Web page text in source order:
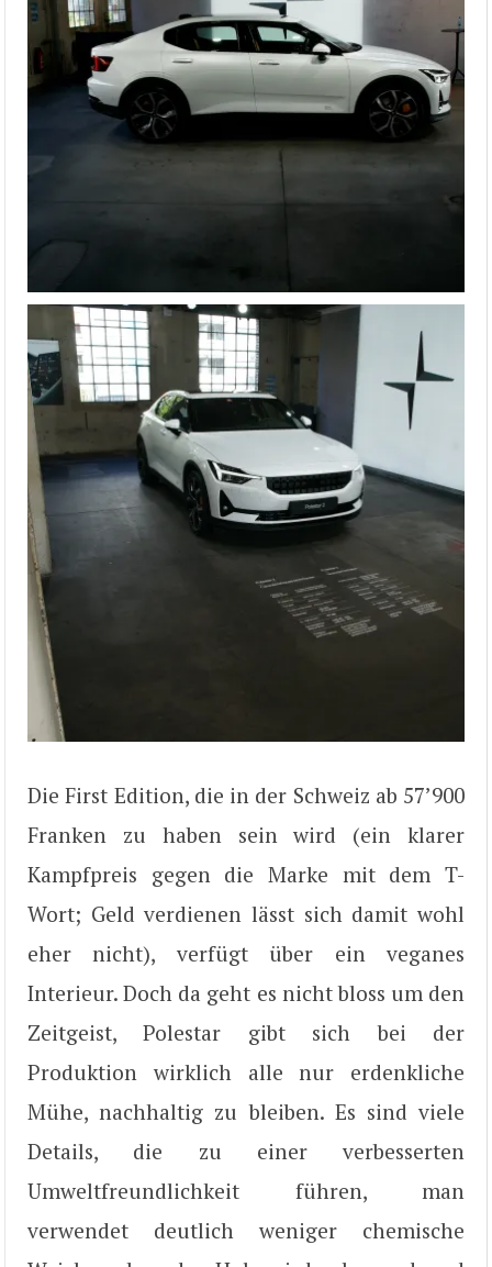
Die First Edition, die in der Schweiz ab 57’900
Franken zu haben sein wird (ein klarer
Kampfpreis gegen die Marke mit dem T-
Wort; Geld verdienen lässt sich damit wohl
eher nicht), verfügt über ein veganes
Interieur. Doch da geht es nicht bloss um den
Zeitgeist, Polestar gibt sich bei der
Produktion wirklich alle nur erdenkliche
Mühe, nachhaltig zu bleiben. Es sind viele
Details, die zu einer verbesserten
Umweltfreundlichkeit führen, man
verwendet deutlich weniger chemische